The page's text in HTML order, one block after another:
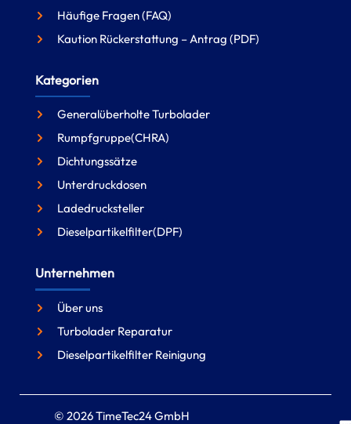
Häufige Fragen (FAQ)
Kaution Rückerstattung – Antrag (PDF)
Kategorien
Generalüberholte Turbolader
Rumpfgruppe(CHRA)
Dichtungssätze
Unterdruckdosen
Ladedrucksteller
Dieselpartikelfilter(DPF)
Unternehmen
Über uns
Turbolader Reparatur
Dieselpartikelfilter Reinigung
© 2026 TimeTec24 GmbH